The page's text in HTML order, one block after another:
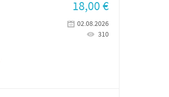
18,00€
02.08.2026
310